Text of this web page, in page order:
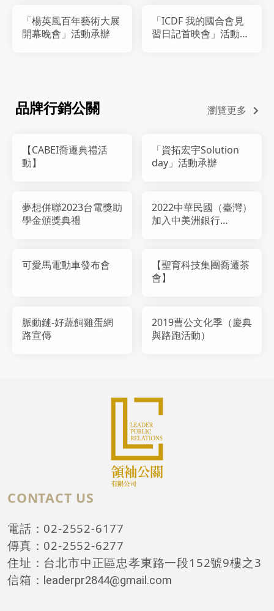
「楊英風百年藝術大展
開幕晚會」活動承辦
「ICDF 我的國合會見
習日記首映會」活動策
品牌行銷公關 瀏覽更多
【CABEI喬遷典禮活
動】
「資拓宏宇Solution
day」活動承辦
夢想併聯2023台電獎助
學金頒獎典禮
2022中華民國（臺灣）
加入中美洲銀行
週年慶祝活動
可愛馬電動車發布會
【聖育科技集團喬遷茶
會】
脈動鏈-好蔬飼雞蛋網
路宣傳
2019曹公文化季（慶典
與路跑活動）
CONTACT US
電話：02-2552-6177
傳真：02-2552-6277
住址：台北市中正區忠孝東路一段152號9樓之3
信箱： leaderpr2844@gmail.com